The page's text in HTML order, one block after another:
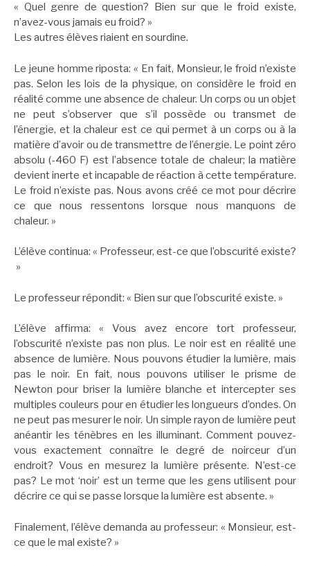
« Quel genre de question? Bien sur que le froid existe,
n’avez-vous jamais eu froid? »
Les autres élèves riaient en sourdine.
Le jeune homme riposta: « En fait, Monsieur, le froid n’existe
pas. Selon les lois de la physique, on considère le froid en
réalité comme une absence de chaleur. Un corps ou un objet
ne peut s’observer que s’il possède ou transmet de
l’énergie, et la chaleur est ce qui permet à un corps ou à la
matière d’avoir ou de transmettre de l’énergie. Le point zéro
absolu (-460 F) est l’absence totale de chaleur; la matière
devient inerte et incapable de réaction à cette température.
Le froid n’existe pas. Nous avons créé ce mot pour décrire
ce que nous ressentons lorsque nous manquons de
chaleur. »
L’élève continua: « Professeur, est-ce que l’obscurité existe?
»
Le professeur répondit: « Bien sur que l’obscurité existe. »
L’élève affirma: « Vous avez encore tort professeur,
l’obscurité n’existe pas non plus. Le noir est en réalité une
absence de lumière. Nous pouvons étudier la lumière, mais
pas le noir. En fait, nous pouvons utiliser le prisme de
Newton pour briser la lumière blanche et intercepter ses
multiples couleurs pour en étudier les longueurs d’ondes. On
ne peut pas mesurer le noir. Un simple rayon de lumière peut
anéantir les ténèbres en les illuminant. Comment pouvez-
vous exactement connaître le degré de noirceur d’un
endroit? Vous en mesurez la lumière présente. N’est-ce
pas? Le mot ‘noir’ est un terme que les gens utilisent pour
décrire ce qui se passe lorsque la lumière est absente. »
Finalement, l’élève demanda au professeur: « Monsieur, est-
ce que le mal existe? »